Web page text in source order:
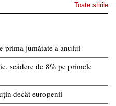
Toate stirile
prima jumătate a anului
scădere de 8% pe primele
decât europenii